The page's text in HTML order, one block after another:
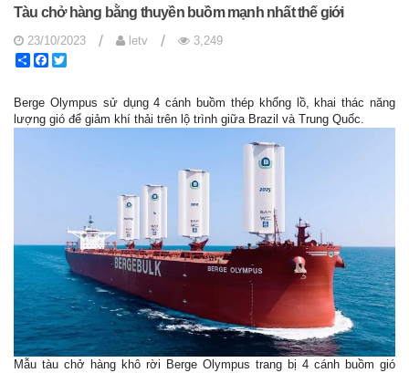
Tàu chở hàng bằng thuyền buồm mạnh nhất thế giới
23/10/2023 / letv /
3,249
ShareFacebook
Berge Olympus sử dụng 4 cánh buồm thép khổng lồ, khai thác năng
lượng gió để giảm khí thải trên lộ trình giữa Brazil và Trung Quốc.
Mẫu tàu chở hàng khô rời Berge Olympus trang bị 4 cánh buồm gió